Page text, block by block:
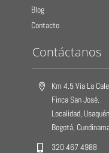
Blog
Contacto
Contáctanos
Km 4.5 Vía La
Finca San José.
Localidad,
Bogotá,
320 467 4988